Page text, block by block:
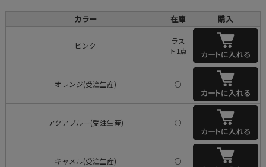
カラー 在庫 購入
ピンク
ラス
ト1点
オレンジ(受注生産) ○
アクアブルー(受注生産) ○
キャメル(受注生産) ○